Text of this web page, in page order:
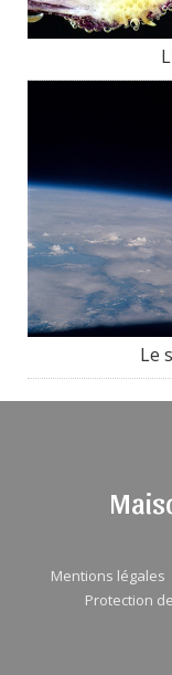
Le
Mentions légales
Protection